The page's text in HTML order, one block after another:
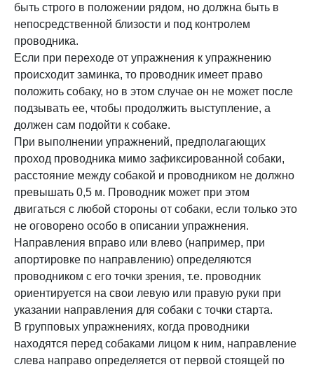
быть строго в положении рядом, но должна быть в
непосредственной близости и под контролем
проводника.
Если при переходе от упражнения к упражнению
происходит заминка, то проводник имеет право
положить собаку, но в этом случае он не может после
подзывать ее, чтобы продолжить выступление, а
должен сам подойти к собаке.
При выполнении упражнений, предполагающих
проход проводника мимо зафиксированной собаки,
расстояние между собакой и проводником не должно
превышать 0,5 м. Проводник может при этом
двигаться с любой стороны от собаки, если только это
не оговорено особо в описании упражнения.
Направления вправо или влево (например, при
апортировке по направлению) определяются
проводником с его точки зрения, т.е. проводник
ориентируется на свои левую или правую руки при
указании направления для собаки с точки старта.
В групповых упражнениях, когда проводники
находятся перед собаками лицом к ним, направление
слева направо определяется от первой стоящей по